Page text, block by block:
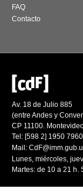
FAQ
Contacto
Av. 18 de Julio 885
(entre Andes y
CP 11100.
Tel: [598 2] 1950 7960
Mail:
Lunes, miércoles,
Martes: de 10 a 21 h.